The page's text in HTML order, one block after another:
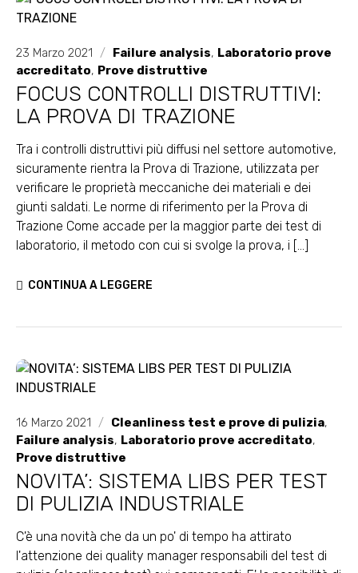
23 Marzo 2021 / Failure analysis, Laboratorio prove
accreditato, Prove distruttive
FOCUS CONTROLLI DISTRUTTIVI:
LA PROVA DI TRAZIONE
Tra i controlli distruttivi più diffusi nel settore automotive,
sicuramente rientra la Prova di Trazione, utilizzata per
verificare le proprietà meccaniche dei materiali e dei
giunti saldati. Le norme di riferimento per la Prova di
Trazione Come accade per la maggior parte dei test di
laboratorio, il metodo con cui si svolge la prova, i [...]
CONTINUA A LEGGERE
16 Marzo 2021 / Cleanliness test e prove di pulizia,
Failure analysis, Laboratorio prove accreditato,
Prove distruttive
NOVITA’: SISTEMA LIBS PER TEST
DI PULIZIA INDUSTRIALE
C'è una novità che da un po' di tempo ha attirato
l'attenzione dei quality manager responsabili del test di